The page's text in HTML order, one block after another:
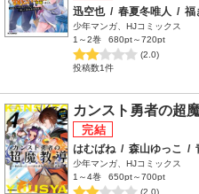
迅空也 / 春夏冬唯人 / 福
少年マンガ、HJコミックス
1～2巻
680pt～720pt
(2.0)
投稿数1件
カンスト勇者の超
はむばね / 森山ゆっこ /
少年マンガ、HJコミックス
1～4巻
650pt～700pt
(2.0)